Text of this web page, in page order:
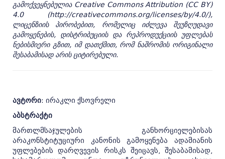
გამოქვეყნებულია Creative Commons Attribution (CC BY)
4.0 (http://creativecommons.org/licenses/by/4.0/),
ლიცენზიის პირობებით, რომელიც იძლევა შეუზღუდავი
გამო­ყე­ნების, დისტრიბუციის და რეპროდუქციის უფლებას
ნებისმიერი გზით, იმ დათქმით, რომ ნაშრომის ორიგი­ნალი
შესაბამისად არის ციტირებული.
ავტორი: ირაკლი ქსოვრელი
აბსტრაქტი
მართლმსაჯულების განხორციელებისას
არაკონსტიტუციური კანონის გამოყენება ადამიანის
უფლებების დარღვევის რისკს შეიცავს, შესაბამისად,